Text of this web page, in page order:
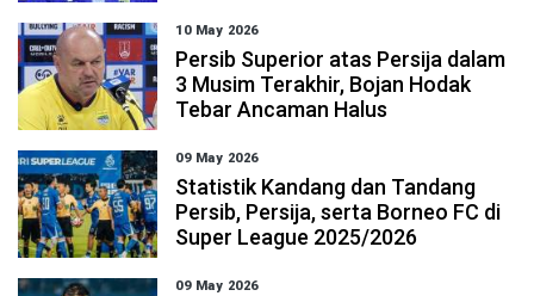
10 May 2026
Persib Superior atas Persija dalam
3 Musim Terakhir, Bojan Hodak
Tebar Ancaman Halus
09 May 2026
Statistik Kandang dan Tandang
Persib, Persija, serta Borneo FC di
Super League 2025/2026
09 May 2026